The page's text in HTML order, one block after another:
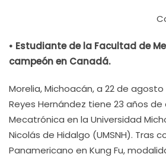
• Estudiante de la Facultad de
campeón en Canadá.
Morelia, Michoacán, a 22 de
Reyes Hernández tiene 23 años
Mecatrónica en la Universidad
Nicolás de Hidalgo (UMSNH). Tras
Panamericano en Kung Fu,